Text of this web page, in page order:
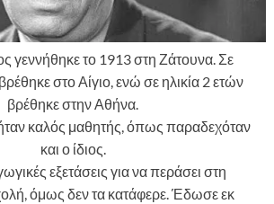
το 1913 στη Ζάτουνα. Σε
στο Αίγιο, ενώ σε ηλικία 2 ετών
βρέθηκε στην Αθήνα.
καλός μαθητής, όπως παραδεχόταν
και ο ίδιος.
εξετάσεις για να περάσει στη
όμως δεν τα κατάφερε. Έδωσε εκ